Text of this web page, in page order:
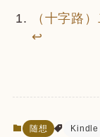
（十字路
↩
随想 Kindle